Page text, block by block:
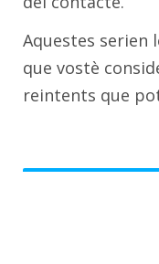
Aquestes serien
que vostè
reintents que